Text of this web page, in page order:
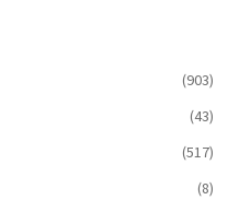
(903)
(43)
(517)
(8)